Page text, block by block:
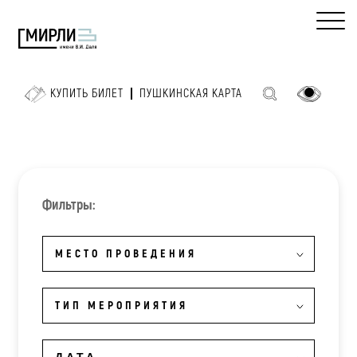
КУПИТЬ БИЛЕТ ПУШКИНСКАЯ КАРТА
Фильтры:
МЕСТО ПРОВЕДЕНИЯ
ТИП МЕРОПРИЯТИЯ